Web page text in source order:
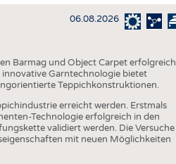
06.08.2026
Barmag und Object Carpet erfolgreich
innovative Garntechnologie bietet
Teppichkonstruktionen.
erreicht werden. Erstmals
Technologie erfolgreich in den
validiert werden. Die Versuche
mit neuen Möglichkeiten